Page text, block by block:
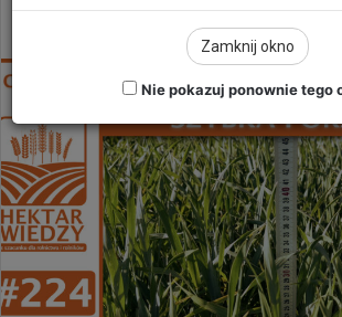
an
Zamknij okno
Nie pokazuj ponownie tego